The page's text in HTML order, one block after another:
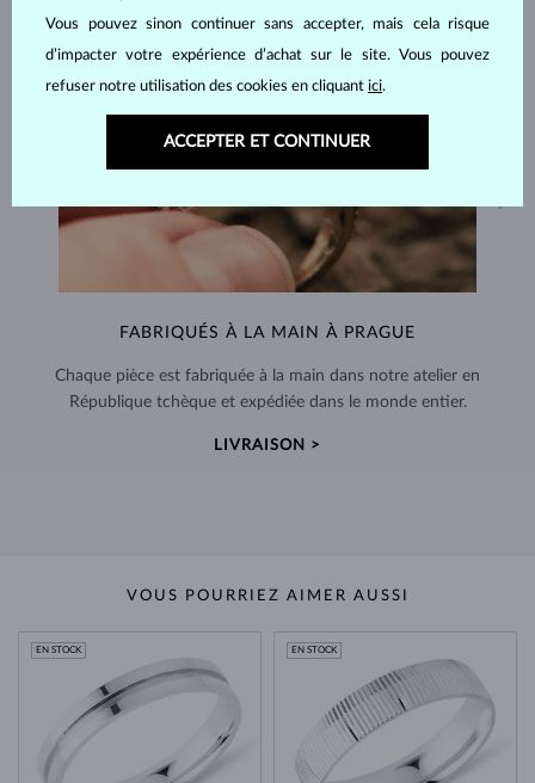
FABRIQUÉS À LA MAIN À PRAGUE
Chaque pièce est fabriquée à la main dans notre atelier en
République tchèque et expédiée dans le monde entier.
LIVRAISON >
VOUS POURRIEZ AIMER AUSSI
EN STOCK EN STOCK
Vous pouvez sinon continuer sans accepter, mais cela risque
d’impacter votre expérience d’achat sur le site. Vous pouvez
refuser notre utilisation des cookies en cliquant ici.
ACCEPTER ET CONTINUER